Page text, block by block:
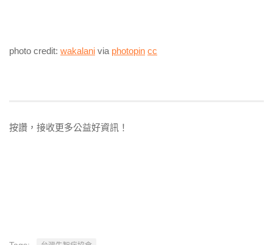
photo credit: wakalani via photopin cc
按讚，接收更多公益好資訊！